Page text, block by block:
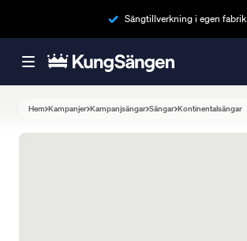
Sängtillverkning i egen fabrik
Hem Kampanjer Kampanjsängar Sängar Kontinentalsängar